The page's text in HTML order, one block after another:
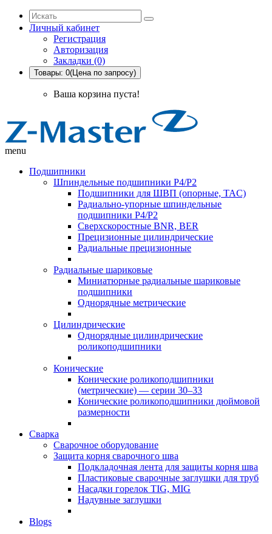
Личный кабинет
Регистрация
Авторизация
Закладки (0)
Товары: 0(Цена по запросу)
Ваша корзина пуста!
menu
Подшипники
Шпиндельные подшипники P4/P2
Подшипники для ШВП (опорные, TAC)
Радиально-упорные шпиндельные
подшипники P4/P2
Сверхскоростные BNR, BER
Прецизионные цилиндрические
Радиальные прецизионные
Радиальные шариковые
Миниатюрные радиальные шариковые
подшипники
Однорядные метрические
Цилиндрические
Однорядные цилиндрические
роликоподшипники
Конические
Конические роликоподшипники
(метрические) — серии 30–33
Конические роликоподшипники дюймовой
размерности
Сварка
Сварочное оборудование
Защита корня сварочного шва
Подкладочная лента для защиты корня шва
Пластиковые сварочные заглушки для труб
Насадки горелок TIG, MIG
Надувные заглушки
Blogs